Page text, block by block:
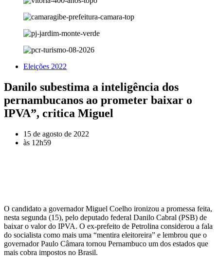
Eleições 2022
Danilo subestima a inteligência dos
pernambucanos ao prometer baixar o
IPVA”, critica Miguel
15 de agosto de 2022
às 12h59
O candidato a governador Miguel Coelho ironizou a promessa feita,
nesta segunda (15), pelo deputado federal Danilo Cabral (PSB) de
baixar o valor do IPVA. O ex-prefeito de Petrolina considerou a fala
do socialista como mais uma “mentira eleitoreira” e lembrou que o
governador Paulo Câmara tornou Pernambuco um dos estados que
mais cobra impostos no Brasil.